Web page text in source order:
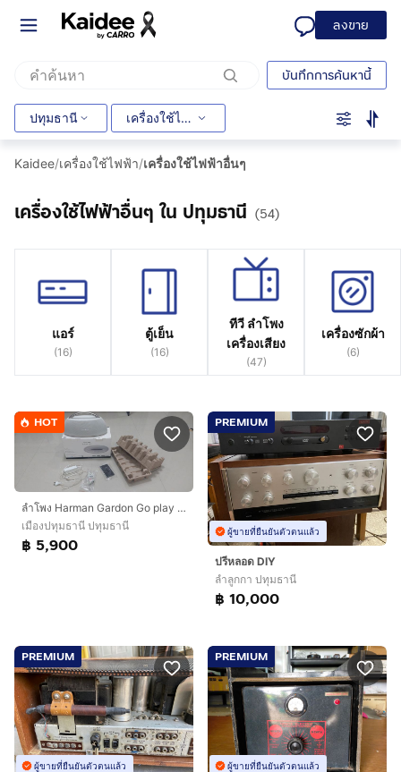
ลงขาย
บันทึกการค้นหานี้
ปทุมธานี เครื่องใช้ไฟฟ้าอื่นๆ
Kaidee/เครื่องใช้ไฟฟ้า/เครื่องใช้ไฟฟ้าอื่นๆ
เครื่องใช้ไฟฟ้าอื่นๆ ใน ปทุมธานี (54)
แอร์
(16)
ตู้เย็น
(16)
ทีวี ลำโพง
เครื่องเสียง
(47)
เครื่องซักผ้า
(6)
HOT
ลำโพง Harman Gardon Go play แท้ ไม่เคยซ่อม อุปกรณ์ครบ กล่องมี
เมืองปทุมธานี ปทุมธานี
฿ 5,900
PREMIUM
ผู้ขายที่ยืนยันตัวตนแล้ว
ปรีหลอด DIY
ลำลูกกา ปทุมธานี
฿ 10,000
PREMIUM
ผู้ขายที่ยืนยันตัวตนแล้ว
PREMIUM
ผู้ขายที่ยืนยันตัวตนแล้ว